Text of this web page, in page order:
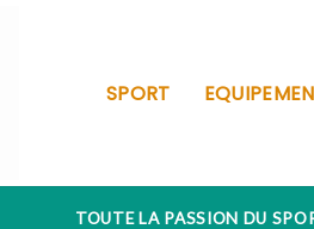
SPORT
TOUTE LA PASSION DU